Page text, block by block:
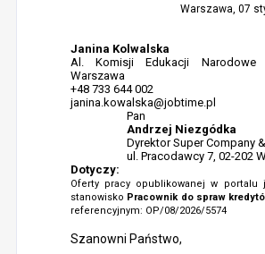
Warszawa, 07
Janina Kolwalska
Al. Komisji Edukacji Narodowe
Warszawa
+48 733 644 002
janina.kowalska@jobtime.pl
Pan
Andrzej Niezgódka
Dyrektor Super Company
ul. Pracodawcy 7, 02-202
Dotyczy:
Oferty pracy opublikowanej w portalu
stanowisko Pracownik do spraw
referencyjnym: OP/08/2026/5574
Szanowni Państwo,